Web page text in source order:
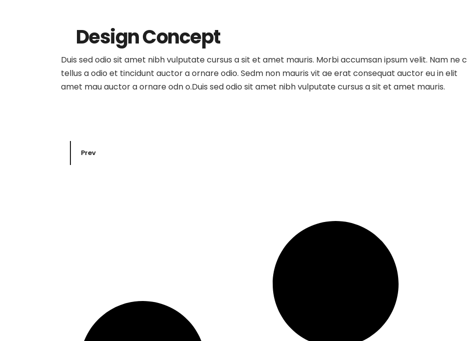
Design Concept
Duis sed odio sit amet nibh vulputate cursus a sit et amet mauris. Morbi accumsan ipsum velit. Nam ne c
tellus a odio et tincidunt auctor a ornare odio. Sedm non mauris vit ae erat consequat auctor eu in elit
amet mau auctor a ornare odn o.Duis sed odio sit amet nibh vulputate cursus a sit et amet mauris.
Prev